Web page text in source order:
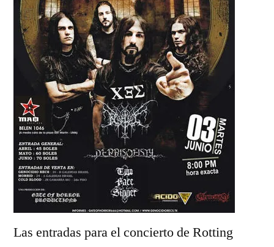
Las entradas para el concierto de Rotting